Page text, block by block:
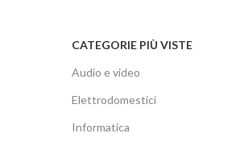
CATEGORIE PIÙ VISTE
Audio e video
Elettrodomestici
Informatica